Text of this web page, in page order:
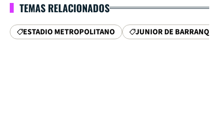
TEMAS RELACIONADOS
ESTADIO METROPOLITANO JUNIOR DE